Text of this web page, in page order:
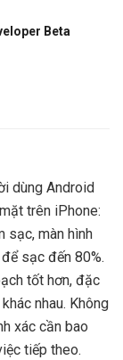
Beta
dùng Android
trên iPhone:
sạc, màn hình
sạc đến 80%.
tốt hơn, đặc
nhau. Không
xác cần bao
tiếp theo.